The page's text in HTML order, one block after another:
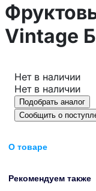
Vintage
Нет в наличии
Нет в наличии
Подобрать аналог
Сообщить о
О товаре
Рекомендуем также